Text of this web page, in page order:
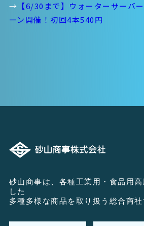
→ 【6/30まで】ウォーターサーバ
ーン開催！初回4本540円
砂山商事は、各種工業用・食品用
した
多種多様な商品を取り扱う総合商社